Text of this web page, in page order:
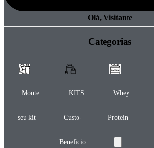
Olá, Visitante
Categorias
Monte
seu kit
KITS
Custo-
Benefício
Whey
Protein